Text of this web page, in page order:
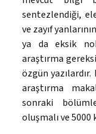
sentezlendiği,
ve zayıf
ya da eksik
araştırma
özgün
araştırma
sonraki
oluşmalı ve